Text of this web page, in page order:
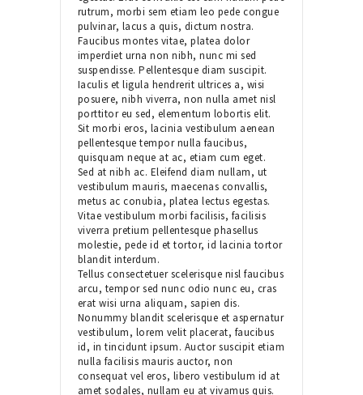
rutrum, morbi sem etiam leo pede congue
pulvinar, lacus a quis, dictum nostra.
Faucibus montes vitae, platea dolor
imperdiet urna non nibh, nunc mi sed
suspendisse. Pellentesque diam suscipit.
Iaculis et ligula hendrerit ultrices a, wisi
posuere, nibh viverra, non nulla amet nisl
porttitor eu sed, elementum lobortis elit.
Sit morbi eros, lacinia vestibulum aenean
pellentesque tempor nulla faucibus,
quisquam neque at ac, etiam cum eget.
Sed at nibh ac. Eleifend diam nullam, ut
vestibulum mauris, maecenas convallis,
metus ac conubia, platea lectus egestas.
Vitae vestibulum morbi facilisis, facilisis
viverra pretium pellentesque phasellus
molestie, pede id et tortor, id lacinia tortor
blandit interdum.
Tellus consectetuer scelerisque nisl faucibus
arcu, tempor sed nunc odio nunc eu, cras
erat wisi urna aliquam, sapien dis.
Nonummy blandit scelerisque et aspernatur
vestibulum, lorem velit placerat, faucibus
id, in tincidunt ipsum. Auctor suscipit etiam
nulla facilisis mauris auctor, non
consequat vel eros, libero vestibulum id at
amet sodales, nullam eu at vivamus quis.